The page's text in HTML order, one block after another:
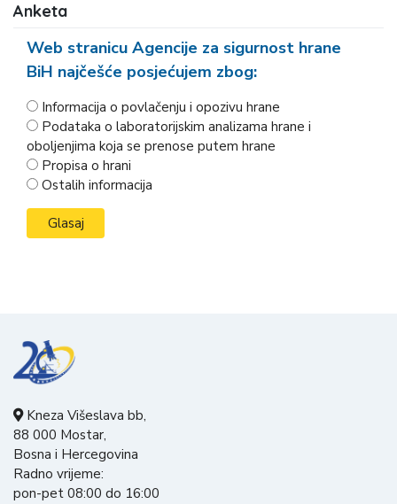
Anketa
Web stranicu Agencije za sigurnost hrane
BiH najčešće posjećujem zbog:
Informacija o povlačenju i opozivu hrane
Podataka o laboratorijskim analizama hrane i
oboljenjima koja se prenose putem hrane
Propisa o hrani
Ostalih informacija
Kneza Višeslava bb,
88 000 Mostar,
Bosna i Hercegovina
Radno vrijeme:
pon-pet 08:00 do 16:00